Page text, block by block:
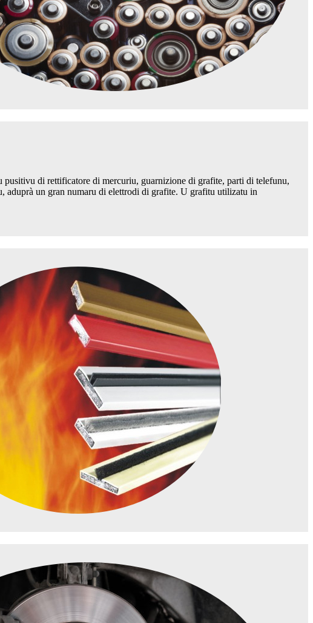
pusitivu di rettificatore di mercuriu, guarnizione di grafite, parti di telefunu,
aduprà un gran numaru di elettrodi di grafite. U grafitu utilizatu in